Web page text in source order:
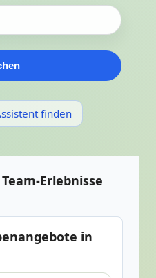
finden
Erlebnisse
in